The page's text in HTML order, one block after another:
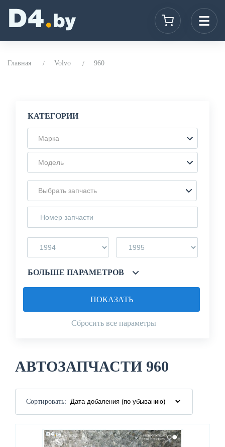
Главная Volvo 960
КАТЕГОРИИ
Марка
Модель
Выбрать запчасть
БОЛЬШЕ ПАРАМЕТРОВ
Сбросить все параметры
ПОКАЗАТЬ
АВТОЗАПЧАСТИ 960
Сортировать: